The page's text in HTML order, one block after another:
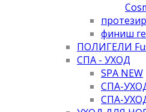
финиш
ПОЛИГЕЛИ
СПА - УХОД
SPA NEW
СПА-
СПА-